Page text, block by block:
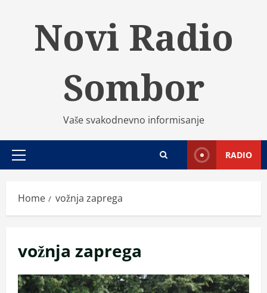
Novi Radio
Sombor
Vaše svakodnevno informisanje
Primary
RADIO
Home vožnja zaprega
vožnja zaprega